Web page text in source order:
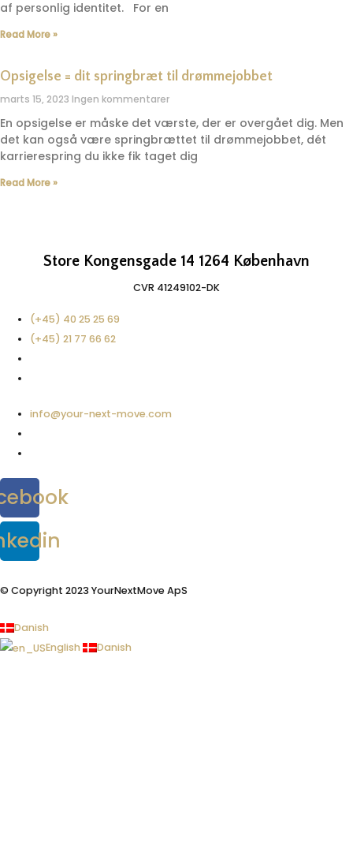
af personlig identitet. For en
Read More »
Opsigelse = dit springbræt til drømmejobbet
marts 15, 2023 Ingen kommentarer
En opsigelse er måske det værste, der er overgået dig. Men
det kan også være springbrættet til drømmejobbet, dét
karrierespring du ikke fik taget dig
Read More »
Store Kongensgade 14 1264 København
CVR 41249102-DK​
(+45) 40 25 25 69
(+45) 21 77 66 62
info@your-next-move.com
© Copyright 2023 YourNextMove ApS
Danish
English
Danish